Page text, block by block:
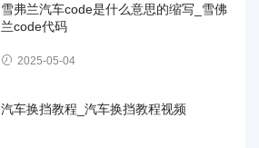
雪弗兰汽车code是什么意思的缩写_雪佛
兰code代码
2025-05-04
汽车换挡教程_汽车换挡教程视频